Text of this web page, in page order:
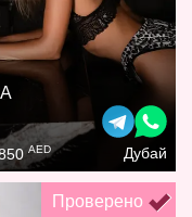
AED Дубай
Проверено